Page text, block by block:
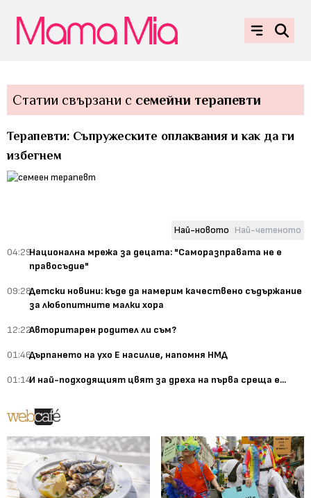
Статии свързани с семейни терапевти
Терапевти: Съпружеските оплаквания и как да ги
избегнем
Най-новото Най-четеното
04:29Национална мрежа за децата: "Саморазправата не е
правосъдие"
09:28Детски новини: къде да намерим качествено съдържание
за любопитните малки хора
12:22Авторитарен родител ли съм?
01:46Дърпането на ухо Е насилие, напомня НМД
01:14И най-подходящият цвят за дреха на първа среща е...